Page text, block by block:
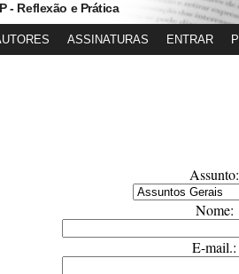
- Reflexão e Prática
ASSINATURAS ENTRAR
Assunto:
Nome:
E-mail.: